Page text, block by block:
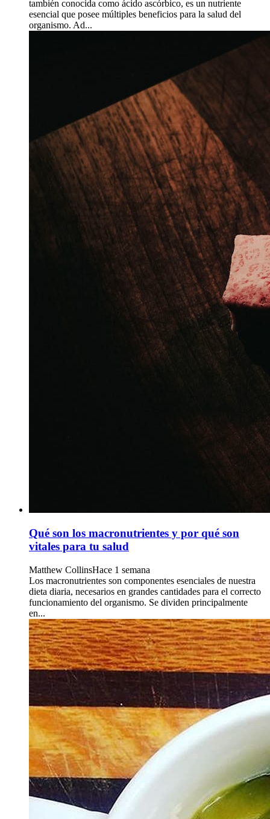
también conocida como ácido ascórbico, es un nutriente
esencial que posee múltiples beneficios para la salud del
organismo. Ad...
Qué son los macronutrientes y por qué son
vitales para tu salud
Matthew CollinsHace 1 semana
Los macronutrientes son componentes esenciales de nuestra
dieta diaria, necesarios en grandes cantidades para el correcto
funcionamiento del organismo. Se dividen principalmente
en...